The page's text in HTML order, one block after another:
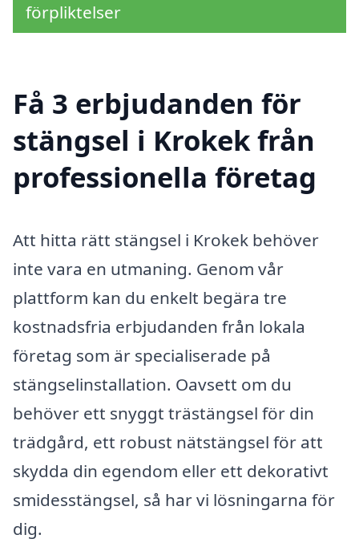
förpliktelser
Få 3 erbjudanden för
stängsel i Krokek från
professionella företag
Att hitta rätt stängsel i Krokek behöver
inte vara en utmaning. Genom vår
plattform kan du enkelt begära tre
kostnadsfria erbjudanden från lokala
företag som är specialiserade på
stängselinstallation. Oavsett om du
behöver ett snyggt trästängsel för din
trädgård, ett robust nätstängsel för att
skydda din egendom eller ett dekorativt
smidesstängsel, så har vi lösningarna för
dig.